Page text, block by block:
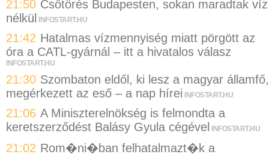
21:50 Csőtörés Budapesten, sokan maradtak víz
nélkül
INFOSTART.HU
21:42 Hatalmas vízmennyiség miatt pörgött az
óra a CATL-gyárnál – itt a hivatalos válasz
INFOSTART.HU
21:30 Szombaton eldől, ki lesz a magyar államfő,
megérkezett az eső – a nap hírei
INFOSTART.HU
21:06 A Miniszterelnökség is felmondta a
keretszerződést Balásy Gyula cégével INFOSTART.HU
21:02 Rom�ni�ban felhatalmazt�k a